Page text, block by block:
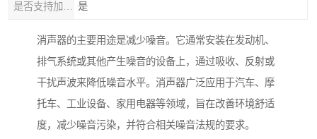
是
消声器的主要用途是减少噪音。它通常安装在发动机、
排气系统或其他产生噪音的设备上，通过吸收、反射或
干扰声波来降低噪音水平。消声器广泛应用于汽车、摩
托车、工业设备、家用电器等领域，旨在改善环境舒适
度，减少噪音污染，并符合相关噪音法规的要求。